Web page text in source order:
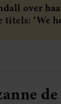
over
‘We